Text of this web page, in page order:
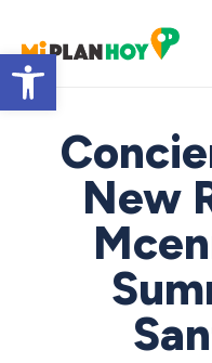
Abrir barra de herramientas
New